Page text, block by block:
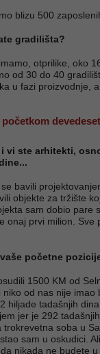
blizu 500
gradilišta?
otprilike, oko
od 30 do 40
u fazi proizvodnje,
vi ste arhitekti,
bavili
objekte za tržište
sam dobio pare
onaj prvi milion. Sve
početne
1500 KM od
niko od nas nije imao
hiljade tadašnjih
jer je 292
trokrevetna soba u
sam u oskudici.
nikada ne budete u